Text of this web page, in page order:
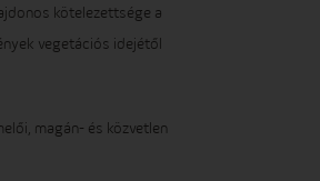
kötelezettsége a
vegetációs idejétől
magán- és közvetlen